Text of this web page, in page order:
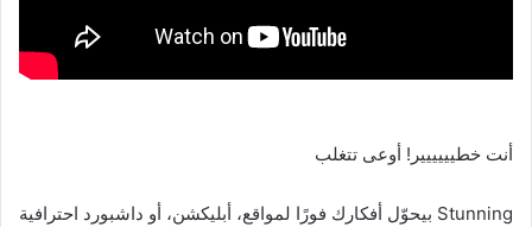
أنت خطيييييير! أوعى تتغلب
Stunning بيحوّل أفكارك فورًا لمواقع، أبليكشن، أو داشبورد احترافية